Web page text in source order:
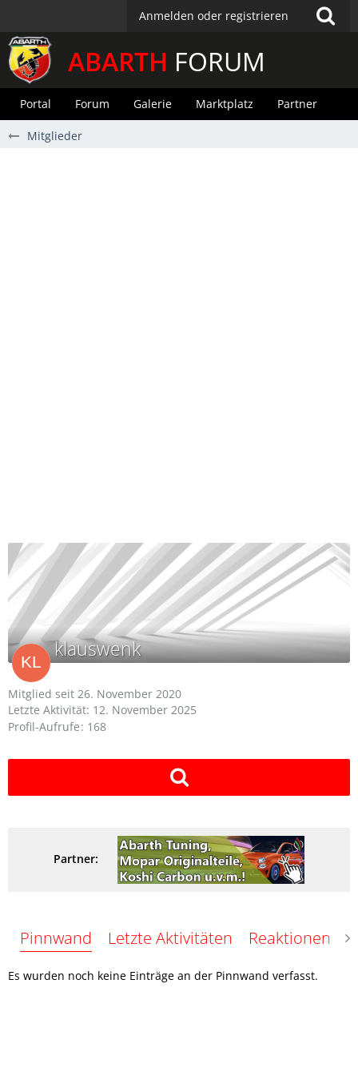
Anmelden oder registrieren
ABARTH FORUM
Portal Forum Galerie Marktplatz Partner
Mitglieder
klauswenk
Mitglied seit 26. November 2020
Letzte Aktivität: 12. November 2025
Profil-Aufrufe 168
Partner:
Pinnwand Letzte Aktivitäten Reaktionen
Es wurden noch keine Einträge an der Pinnwand verfasst.